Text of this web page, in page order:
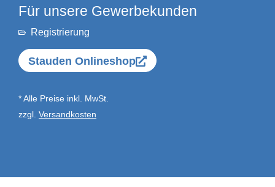
Für unsere Gewerbekunden
Registrierung
Stauden Onlineshop
* Alle Preise inkl. MwSt.
zzgl. Versandkosten